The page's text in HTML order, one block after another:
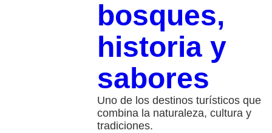
bosques,
historia y
sabores
Uno de los destinos turísticos que
combina la naturaleza, cultura y
tradiciones.